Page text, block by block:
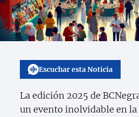
Escuchar esta Noticia
La edición 2025 de
un evento inolvidable en